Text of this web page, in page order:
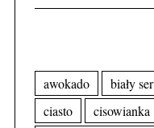
awokado biały ser
ciasto
cisowianka